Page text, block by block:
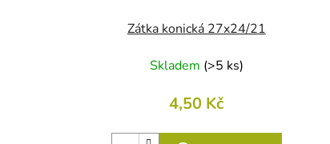
Zátka konická 27x24/21
Skladem (>5 ks)
4,50 Kč